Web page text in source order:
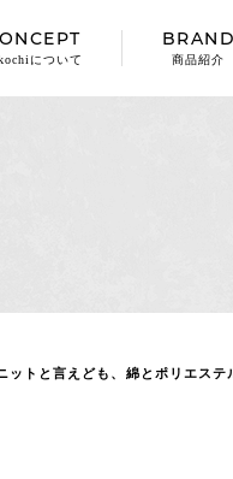
について
BRAND
商品紹介
トと言えども、綿とポリエステ